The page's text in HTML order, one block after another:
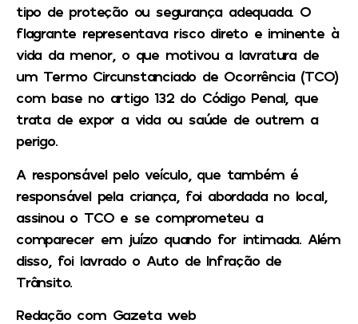
tipo de proteção ou segurança adequada. O
flagrante representava risco direto e iminente à
vida da menor, o que motivou a lavratura de
um Termo Circunstanciado de Ocorrência (TCO)
com base no artigo 132 do Código Penal, que
trata de expor a vida ou saúde de outrem a
perigo.
A responsável pelo veículo, que também é
responsável pela criança, foi abordada no local,
assinou o TCO e se comprometeu a
comparecer em juízo quando for intimada. Além
disso, foi lavrado o Auto de Infração de
Trânsito.
Redação com Gazeta web